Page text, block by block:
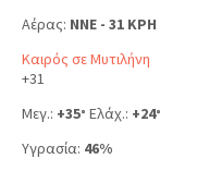
Αέρας: NNE - 31 KPH
Καιρός σε Μυτιλήνη
+31
Μεγ.: +35° Ελάχ.: +24°
Υγρασία: 46%